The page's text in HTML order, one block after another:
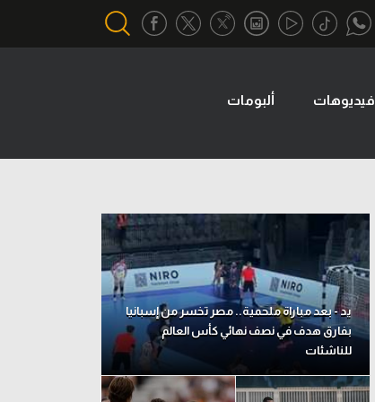
تحقيق في الجول
تقرير في الجول
تحليل في الجول
حكايات في الجول
فيديو في الجول
فيديوهات ألبومات
يد - بعد مباراة ملحمية.. مصر تخسر من إسبانيا
بفارق هدف في نصف نهائي كأس العالم
للناشئات